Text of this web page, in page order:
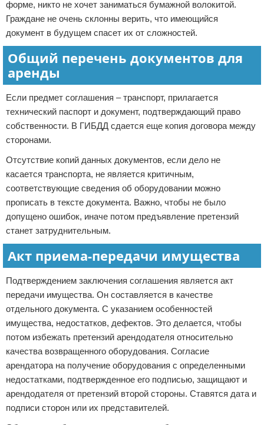
форме, никто не хочет заниматься бумажной волокитой.
Граждане не очень склонны верить, что имеющийся
документ в будущем спасет их от сложностей.
Общий перечень документов для
аренды
Если предмет соглашения – транспорт, прилагается
технический паспорт и документ, подтверждающий право
собственности. В ГИБДД сдается еще копия договора между
сторонами.
Отсутствие копий данных документов, если дело не
касается транспорта, не является критичным,
соответствующие сведения об оборудовании можно
прописать в тексте документа. Важно, чтобы не было
допущено ошибок, иначе потом предъявление претензий
станет затруднительным.
Акт приема-передачи имущества
Подтверждением заключения соглашения является акт
передачи имущества. Он составляется в качестве
отдельного документа. С указанием особенностей
имущества, недостатков, дефектов. Это делается, чтобы
потом избежать претензий арендодателя относительно
качества возвращенного оборудования. Согласие
арендатора на получение оборудования с определенными
недостатками, подтвержденное его подписью, защищают и
арендодателя от претензий второй стороны. Ставятся дата и
подписи сторон или их представителей.